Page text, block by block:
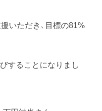
いただき、目標の81%
することになりまし